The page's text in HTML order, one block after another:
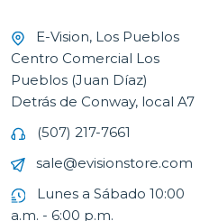
E-Vision, Los Pueblos
Centro Comercial Los
Pueblos (Juan Díaz)
Detrás de Conway, local A7
(507) 217-7661
sale@evisionstore.com
Lunes a Sábado 10:00
a.m. - 6:00 p.m.